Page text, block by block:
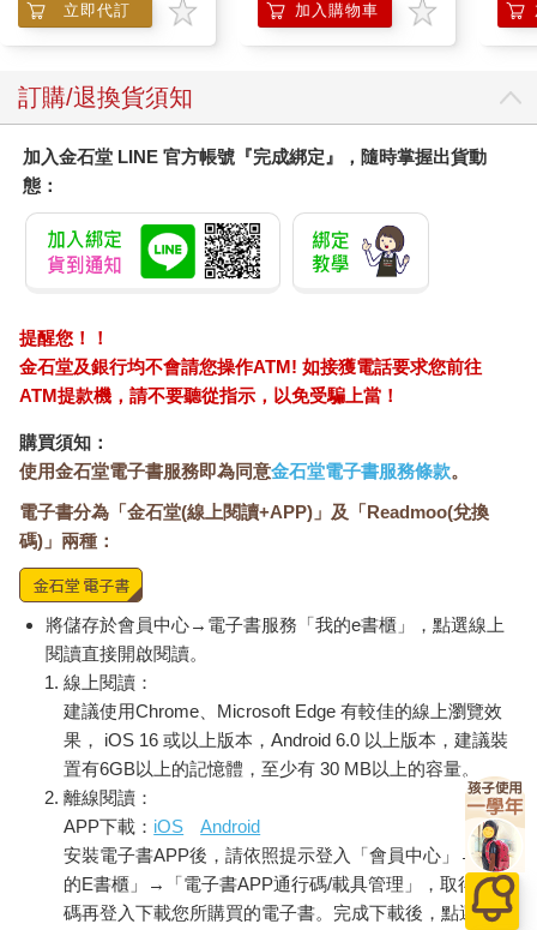
立即代訂 加入購物車
訂購/退換貨須知
加入金石堂 LINE 官方帳號『完成綁定』，隨時掌握出貨動
態：
提醒您！！
金石堂及銀行均不會請您操作ATM! 如接獲電話要求您前往
ATM提款機，請不要聽從指示，以免受騙上當！
購買須知：
使用金石堂電子書服務即為同意金石堂電子書服務條款。
電子書分為「金石堂(線上閱讀+APP)」及「Readmoo(兌換
碼)」兩種：
將儲存於會員中心→電子書服務「我的e書櫃」，點選線上
閱讀直接開啟閱讀。
線上閱讀：
建議使用Chrome、Microsoft Edge 有較佳的線上瀏覽效
果， iOS 16 或以上版本，Android 6.0 以上版本，建議裝
置有6GB以上的記憶體，至少有 30 MB以上的容量。
離線閱讀：
APP下載： iOS
Android
安裝電子書APP後，請依照提示登入「會員中心」→「我
的E書櫃」→「電子書APP通行碼/載具管理」，取得通行
碼再登入下載您所購買的電子書。完成下載後，點選任一